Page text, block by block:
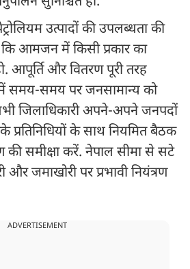
उत्पादों की उपलब्धता की
आमजन में किसी प्रकार का
आपूर्ति और वितरण पूरी तरह
समय-समय पर जनसामान्य को
जिलाधिकारी अपने-अपने जनपदों
प्रतिनिधियों के साथ नियमित बैठक
समीक्षा करें. नेपाल सीमा से सटे
और जमाखोरी पर प्रभावी नियंत्रण
ADVERTISEMENT